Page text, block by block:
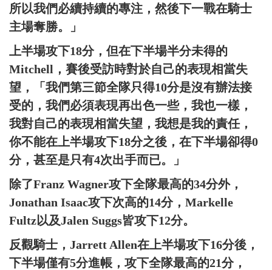
所以我們必續持續的專注，然後下一戰在騎士
主場奪勝。」
上半場攻下18分，但在下半場半分未得的
Mitchell，賽後受訪時對於自己的表現相當失
望，「我們第三節全隊只得10分是沒有辦法接
受的，我們必須表現再出色一些，我也一樣，
我對自己的表現相當失望，我想是我的責任，
你不能在上半場攻下18分之後，在下半場卻得0
分，甚至是只有4次出手而已。」
除了Franz Wagner攻下全隊最高的34分外，
Jonathan Isaac攻下次高的14分，Markelle
Fultz以及Jalen Suggs皆攻下12分。
反觀騎士，Jarrett Allen在上半場攻下16分後，
下半場僅有5分進帳，攻下全隊最高的21分，